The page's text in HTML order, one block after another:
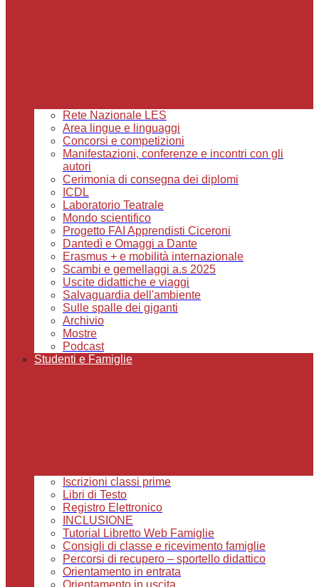
Rete Nazionale LES
Area lingue e linguaggi
Concorsi e competizioni
Manifestazioni, conferenze e incontri con gli
autori
Cerimonia di consegna dei diplomi
ICDL
Laboratorio Teatrale
Mondo scientifico
Progetto FAI Apprendisti Ciceroni
Dantedì e Omaggi a Dante
Erasmus + e mobilità internazionale
Scambi e gemellaggi a.s 2025
Uscite didattiche e viaggi
Salvaguardia dell'ambiente
Sulle spalle dei giganti
Archivio
Mostre
Podcast
Studenti e Famiglie
Iscrizioni classi prime
Libri di Testo
Registro Elettronico
INCLUSIONE
Tutorial Libretto Web Famiglie
Consigli di classe e ricevimento famiglie
Percorsi di recupero – sportello didattico
Orientamento in entrata